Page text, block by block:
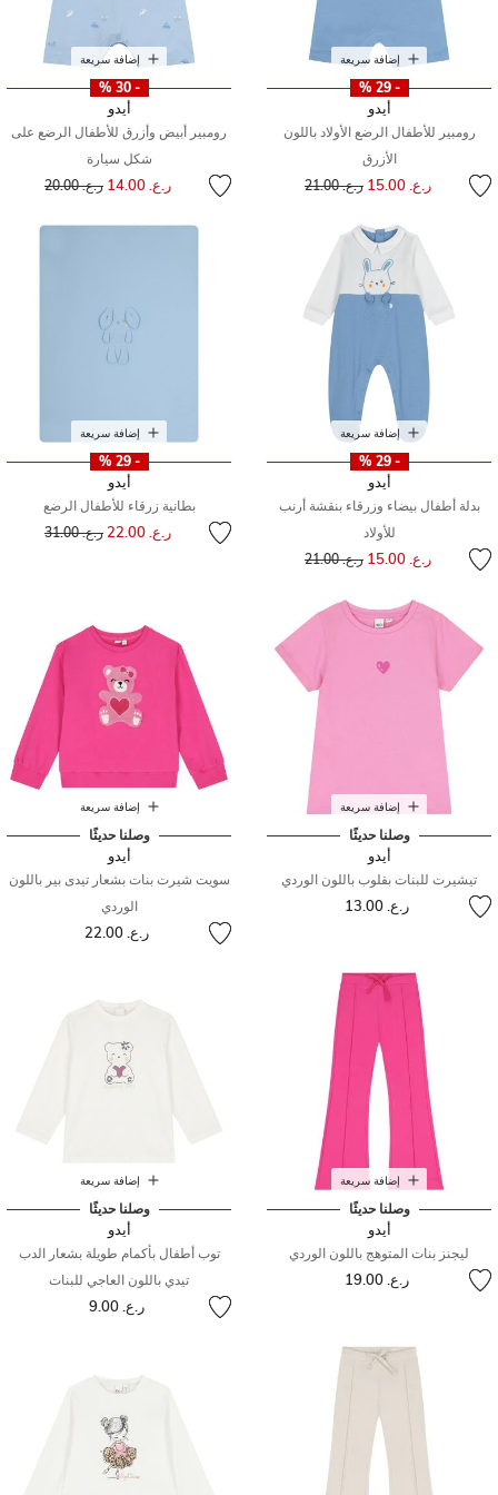
إضافة سريعة
- 29 %
أيدو
رومبير للأطفال الرضع الأولاد باللون
الأزرق
ر.ع. 15.00 سعر مخفض منر.ع. 21.00
إضافة سريعة
- 30 %
أيدو
رومبير أبيض وأزرق للأطفال الرضع على
شكل سيارة
ر.ع. 14.00 سعر مخفض من
ر.ع. 20.00 إلى
إضافة سريعة
- 29 %
أيدو
بدلة أطفال بيضاء وزرقاء بنقشة أرنب
للأولاد
ر.ع. 15.00 سعر مخفض منر.ع. 21.00
إضافة سريعة
- 29 %
أيدو
بطانية زرقاء للأطفال الرضع
ر.ع. 22.00 سعر مخفض من
ر.ع. 31.00 إلى
إضافة سريعة
وصلنا حديثًا
أيدو
تيشيرت للبنات بقلوب باللون الوردي
ر.ع. 13.00
إضافة سريعة
وصلنا حديثًا
أيدو
سويت شيرت بنات بشعار تيدى بير باللون
الوردي
ر.ع. 22.00
إضافة سريعة
وصلنا حديثًا
أيدو
ليجنز بنات المتوهج باللون الوردي
ر.ع. 19.00
إضافة سريعة
وصلنا حديثًا
أيدو
توب أطفال بأكمام طويلة بشعار الدب
تيدي باللون العاجي للبنات
ر.ع. 9.00